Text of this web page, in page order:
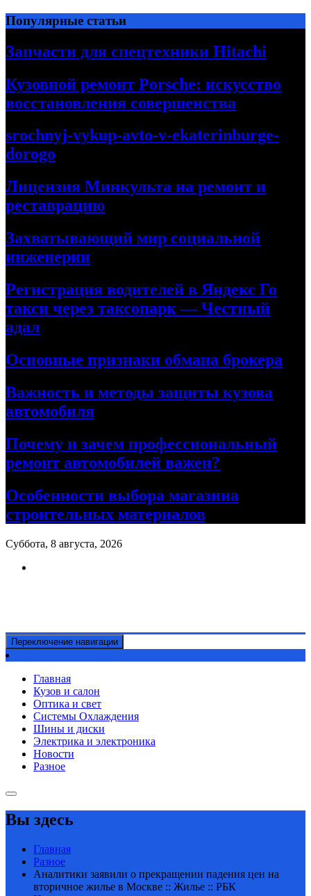
Перейти
к
содержимому
Популярные статьи
Запчасти для спецтехники Hitachi
Кузовной ремонт Porsche: искусство
восстановления совершенства
srochnyj-vykup-avto-v-ekaterinburge-
dorogo
Лицензия Минкульта на ремонт и
реставрацию
Захватывающий мир социальной
инженерии
Регистрация водителей в Яндекс Го
такси через таксопарк — Честный
адал
Основные признаки обмана брокера
Важность и методы защиты кузова
автомобиля
Почему и зачем профессиональный
ремонт автомобилей важен?
Особенности выбора магазина
строительных материалов
Суббота, 8 августа, 2026
Переключение навигации
Главная
Кузов и салон
Оптика и свет
Системы Охлаждения
Шины и диски
Электрика и электроника
Новости
Разное
Вы здесь
Главная
Разное
Аналитики заявили о прекращении падения цен на
вторичное жилье в Москве :: Жилье :: РБК